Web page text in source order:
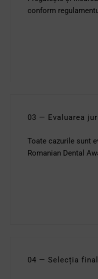
conform
03 — Evaluarea
Toate cazurile sunt
Romanian Dental
04 — Selecția